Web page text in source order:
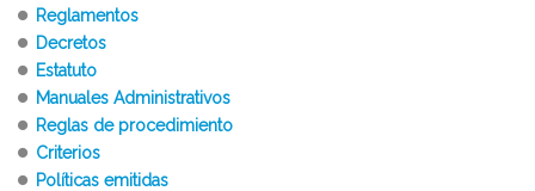
Reglamentos
Decretos
Estatuto
Manuales Administrativos
Reglas de procedimiento
Criterios
Políticas emitidas